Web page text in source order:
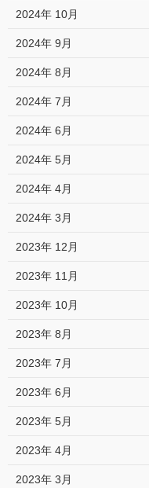
2024年 10月
2024年 9月
2024年 8月
2024年 7月
2024年 6月
2024年 5月
2024年 4月
2024年 3月
2023年 12月
2023年 11月
2023年 10月
2023年 8月
2023年 7月
2023年 6月
2023年 5月
2023年 4月
2023年 3月